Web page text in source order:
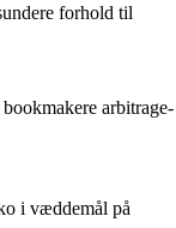
forhold til
arbitrage-
i væddemål på